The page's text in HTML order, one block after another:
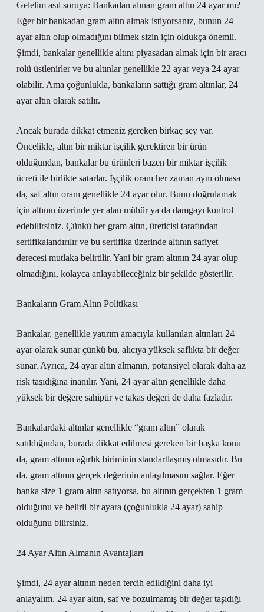
Gelelim asıl soruya: Bankadan alınan gram altın 24 ayar mı?
Eğer bir bankadan gram altın almak istiyorsanız, bunun 24
ayar altın olup olmadığını bilmek sizin için oldukça önemli.
Şimdi, bankalar genellikle altını piyasadan almak için bir aracı
rolü üstlenirler ve bu altınlar genellikle 22 ayar veya 24 ayar
olabilir. Ama çoğunlukla, bankaların sattığı gram altınlar, 24
ayar altın olarak satılır.
Ancak burada dikkat etmeniz gereken birkaç şey var.
Öncelikle, altın bir miktar işçilik gerektiren bir ürün
olduğundan, bankalar bu ürünleri bazen bir miktar işçilik
ücreti ile birlikte satarlar. İşçilik oranı her zaman aynı olmasa
da, saf altın oranı genellikle 24 ayar olur. Bunu doğrulamak
için altının üzerinde yer alan mühür ya da damgayı kontrol
edebilirsiniz. Çünkü her gram altın, üreticisi tarafından
sertifikalandırılır ve bu sertifika üzerinde altının safiyet
derecesi mutlaka belirtilir. Yani bir gram altının 24 ayar olup
olmadığını, kolayca anlayabileceğiniz bir şekilde gösterilir.
Bankaların Gram Altın Politikası
Bankalar, genellikle yatırım amacıyla kullanılan altınları 24
ayar olarak sunar çünkü bu, alıcıya yüksek saflıkta bir değer
sunar. Ayrıca, 24 ayar altın almanın, potansiyel olarak daha az
risk taşıdığına inanılır. Yani, 24 ayar altın genellikle daha
yüksek bir değere sahiptir ve takas değeri de daha fazladır.
Bankalardaki altınlar genellikle “gram altın” olarak
satıldığından, burada dikkat edilmesi gereken bir başka konu
da, gram altının ağırlık biriminin standartlaşmış olmasıdır. Bu
da, gram altının gerçek değerinin anlaşılmasını sağlar. Eğer
banka size 1 gram altın satıyorsa, bu altının gerçekten 1 gram
olduğunu ve belirli bir ayara (çoğunlukla 24 ayar) sahip
olduğunu bilirsiniz.
24 Ayar Altın Almanın Avantajları
Şimdi, 24 ayar altının neden tercih edildiğini daha iyi
anlayalım. 24 ayar altın, saf ve bozulmamış bir değer taşıdığı